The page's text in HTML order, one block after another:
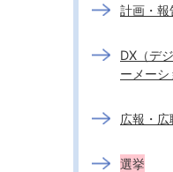
計画・報
DX（デ
ーメーシ
広報・
選挙